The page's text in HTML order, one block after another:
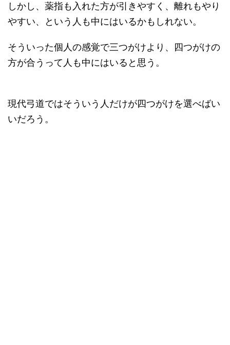
しかし、薬指も入れた方が引きやすく、離れもやり
やすい、という人も中にはいるかもしれない。
そういった個人の感覚で三つがけより、四つがけの
方が合うって人も中にはいると思う。
現代弓道ではそういう人だけが四つがけを選べばい
いだろう。